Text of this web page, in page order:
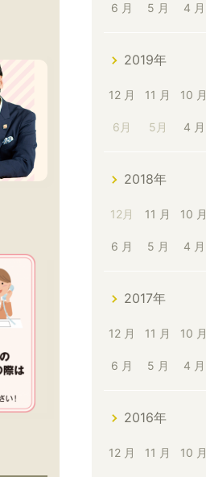
6 月 5 月 4 月
2019年
12 月 11 月 10 月
6月 5月 4 月
2018年
12月 11 月 10 月
6 月 5 月 4 月
2017年
12 月 11 月 10 月
6 月 5 月 4 月
2016年
12 月 11 月 10 月